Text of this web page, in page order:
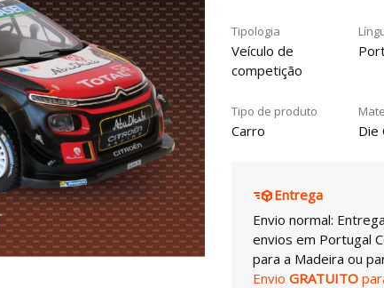
Tipologia
Veículo de
competição
Tipo de produto
Carro Die
Entrega
Envio normal:
envios em Portugal
para a Madeira ou
Envio GRATUITO